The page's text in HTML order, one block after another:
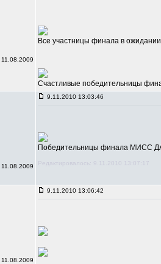
11.08.2009
Все участницы финала в
Счастливые победительницы
11.08.2009
9.11.2010 13:03:46
Победительницы финала МИСС
Редактировалось: 9.11.2010 13:07:17
11.08.2009
9.11.2010 13:06:42